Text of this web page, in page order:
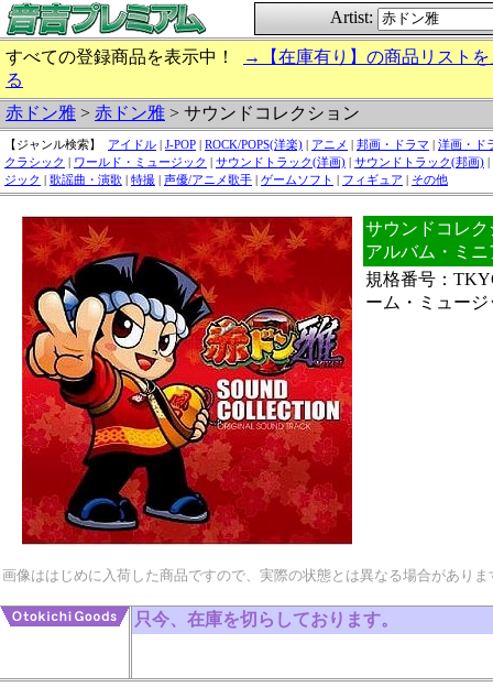
Artist:
すべての登録商品を表示中！
→【在庫有り】の商品リストを
る
赤ドン雅 > 赤ドン雅 > サウンドコレクション
【ジャンル検索】 アイドル | J-POP | ROCK/POPS(洋楽) | アニメ | 邦画・ドラマ | 洋画・ド
クラシック | ワールド・ミュージック | サウンドトラック(洋画) | サウンドトラック(邦画) |
ジック | 歌謡曲・演歌 | 特撮 | 声優/アニメ歌手 | ゲームソフト | フィギュア | その他
サウンドコレ
アルバム・ミ
規格番号：
ーム・ミュージ
画像ははじめに入荷した商品ですので、実際の状態とは異なる場合があり
只今、在庫を切らしております。